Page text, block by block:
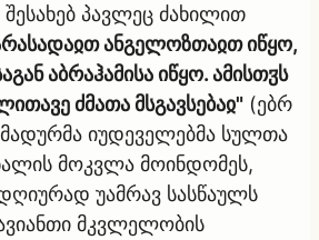
პავლეც ძახილით
ანგელოზთაჲთ იწყო,
აბრაჰამისა იწყო. ამისთჳს
ძმათა მსგავსებაჲ" (ებრ
იუდეველებმა სულთა
მოკვლა მოინდომეს,
უამრავ სასწაულს
მკვლელობის